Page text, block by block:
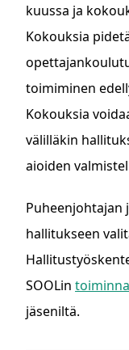
kuussa ja
Kokouksia
toimiminen
Kokouksia
välilläkin
aioiden
Puheenjohtajan
hallitukseen
SOOLin
jäseniltä.